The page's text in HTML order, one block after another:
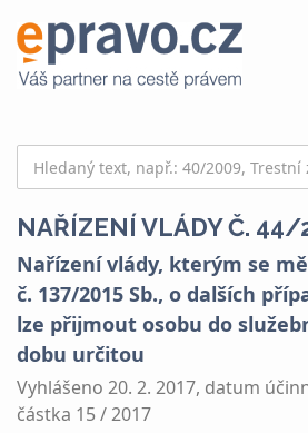
NAŘÍZENÍ VLÁDY Č. 44/
Nařízení vlády, kterým se
č. 137/2015 Sb., o dalších
lze přijmout osobu do
dobu určitou
Vyhlášeno 20. 2. 2017, datum
částka 15 / 2017